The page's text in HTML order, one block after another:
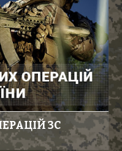
ЗС